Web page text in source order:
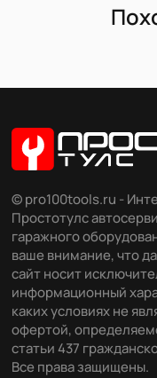
© pro100tools.ru -
Простотулс
гаражного
ваше внимание, что
сайт носит
информационный
каких условиях не
офертой,
статьи 437
Все права защищены.